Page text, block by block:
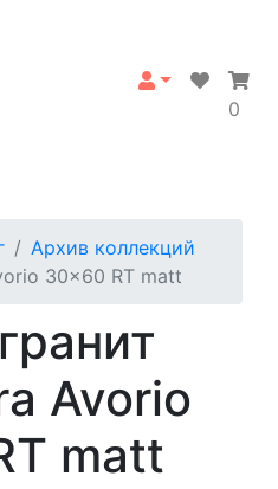
0
Архив коллекций
30x60 RT matt
Avorio
matt